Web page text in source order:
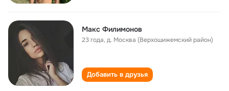
Макс Филимонов
23 года,д. Москва (Верхошижемский район)
Добавить в друзья